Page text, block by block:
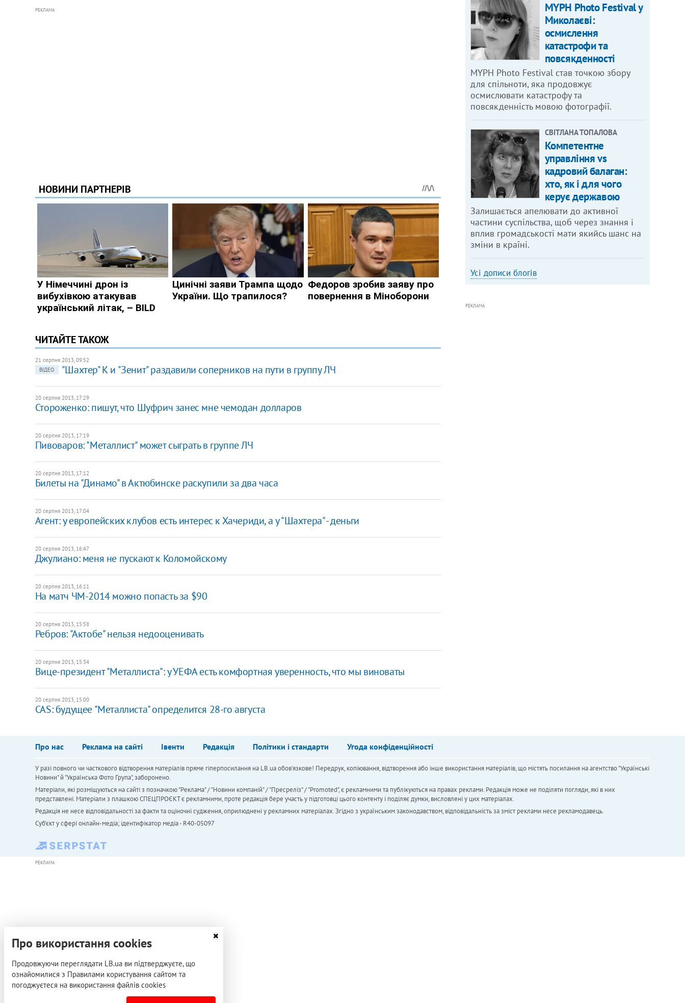
РЕКЛАМА
ЧИТАЙТЕ ТАКОЖ
21 серпня 2013, 09:52
ВІДЕО
"Шахтер" К и "Зенит" раздавили соперников на пути в группу ЛЧ
20 серпня 2013, 17:29
Стороженко: пишут, что Шуфрич занес мне чемодан долларов
20 серпня 2013, 17:19
Пивоваров: "Металлист" может сыграть в группе ЛЧ
20 серпня 2013, 17:12
Билеты на "Динамо" в Актюбинске раскупили за два часа
20 серпня 2013, 17:04
Агент: у европейских клубов есть интерес к Хачериди, а у "Шахтера" - деньги
20 серпня 2013, 16:47
Джулиано: меня не пускают к Коломойскому
20 серпня 2013, 16:11
На матч ЧМ-2014 можно попасть за $90
20 серпня 2013, 15:58
Ребров: "Актобе" нельзя недооценивать
20 серпня 2013, 15:34
Вице-президент "Металлиста": у УЕФА есть комфортная уверенность, что мы виноваты
20 серпня 2013, 15:00
CAS: будущее "Металлиста" определится 28-го августа
MYPH Photo Festival у
Миколаєві:
осмислення
катастрофи та
повсякденності
MYPH Photo Festival став точкою збору
для спільноти, яка продовжує
осмислювати катастрофу та
повсякденність мовою фотографії.
СВІТЛАНА ТОПАЛОВА
Компетентне
управління vs
кадровий балаган:
хто, як і для чого
керує державою
Залишається апелювати до активної
частини суспільства, щоб через знання і
вплив громадськості мати якийсь шанс на
зміни в країні.
Усі дописи блогів
РЕКЛАМА
Про нас Реклама на сайті Івенти Редакція Політики і стандарти Угода конфіденційності
У разі повного чи часткового відтворення матеріалів пряме гіперпосилання на LB.ua обов'язкове! Передрук, копіювання, відтворення або інше використання матеріалів, що містять посилання на агентство "Українськi
Новини" й "Українська Фото Група", заборонено.
Матеріали, які розміщуються на сайті з позначкою "Реклама" / "Новини компаній" / "Пресреліз" / "Promoted", є рекламними та публікуються на правах реклами. Редакція може не поділяти погляди, які в них
представлені. Матеріали з плашкою СПЕЦПРОЄКТ є рекламними, проте редакція бере участь у підготовці цього контенту і поділяє думки, висловлені у цих матеріалах.
Редакція не несе відповідальності за факти та оціночні судження, оприлюднені у рекламних матеріалах. Згідно з українським законодавством, відповідальність за зміст реклами несе рекламодавець.
Cуб'єкт у сфері онлайн-медіа; ідентифікатор медіа - R40-05097
РЕКЛАМА
Про використання cookies
Продовжуючи переглядати LB.ua ви підтверджуєте, що
ознайомилися з Правилами користування сайтом та
погоджуєтеся на використання файлів cookies